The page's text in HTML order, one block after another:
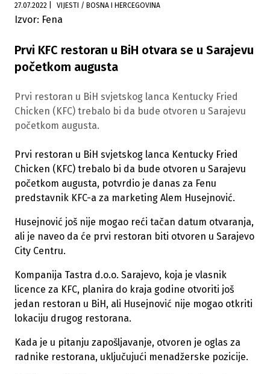
27.07.2022 VIJESTI / BOSNA I HERCEGOVINA
Izvor: Fena
Prvi KFC restoran u BiH otvara se u Sarajevu
početkom augusta
Prvi restoran u BiH svjetskog lanca Kentucky Fried
Chicken (KFC) trebalo bi da bude otvoren u Sarajevu
početkom augusta.
Prvi restoran u BiH svjetskog lanca Kentucky Fried
Chicken (KFC) trebalo bi da bude otvoren u Sarajevu
početkom augusta, potvrdio je danas za Fenu
predstavnik KFC-a za marketing Alem Husejnović.
Husejnović još nije mogao reći tačan datum otvaranja,
ali je naveo da će prvi restoran biti otvoren u Sarajevo
City Centru.
Kompanija Tastra d.o.o. Sarajevo, koja je vlasnik
licence za KFC, planira do kraja godine otvoriti još
jedan restoran u BiH, ali Husejnović nije mogao otkriti
lokaciju drugog restorana.
Kada je u pitanju zapošljavanje, otvoren je oglas za
radnike restorana, uključujući menadžerske pozicije.